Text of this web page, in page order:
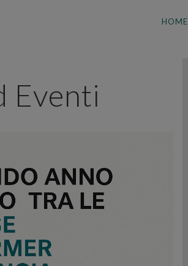
HOME
Eventi